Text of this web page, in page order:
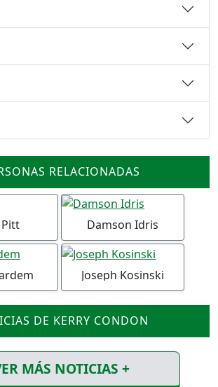
RELACIONADAS
Damson Idris
Joseph Kosinski
DE KERRY CONDON
MÁS NOTICIAS +